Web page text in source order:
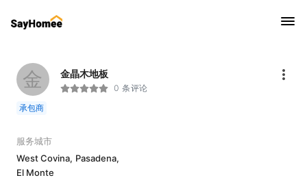
金 金晶木地板
0 条评论
承包商
服务城市
West Covina, Pasadena,
El Monte